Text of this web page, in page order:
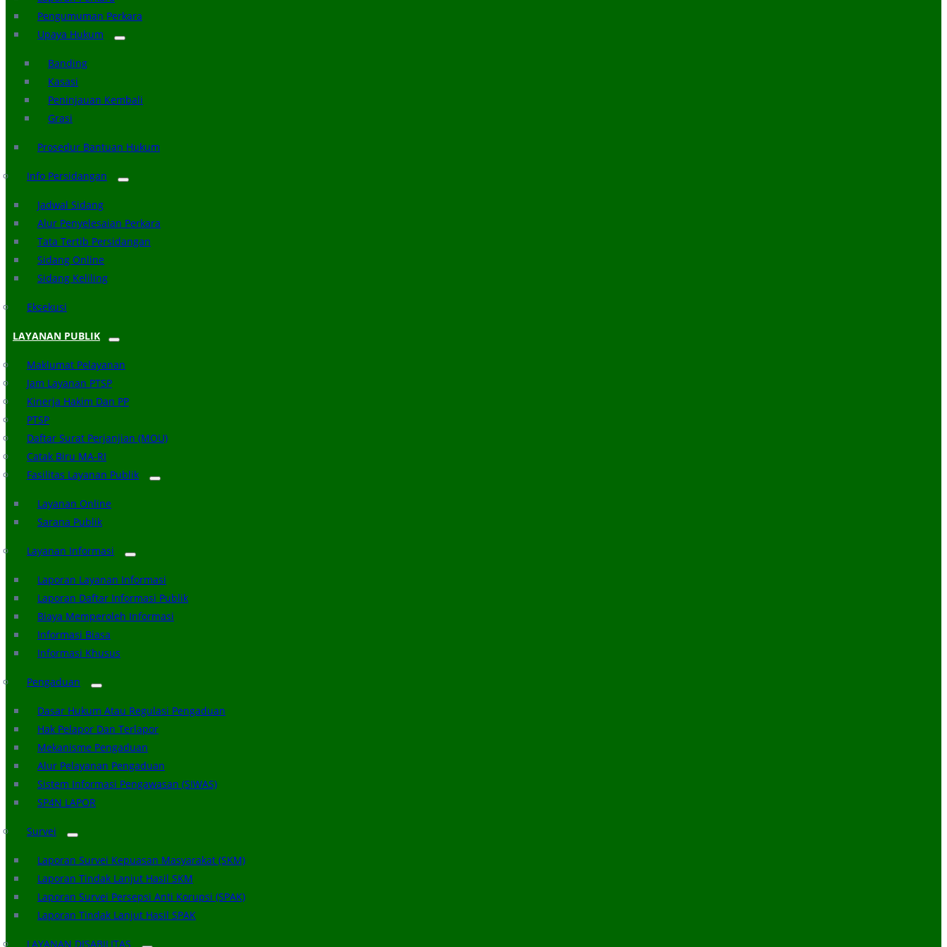
Pengumuman Perkara
Upaya Hukum
Banding
Kasasi
Peninjauan Kembali
Grasi
Prosedur Bantuan Hukum
Info Persidangan
Jadwal Sidang
Alur Penyelesaian Perkara
Tata Tertib Persidangan
Sidang Online
Sidang Keliling
Eksekusi
LAYANAN PUBLIK
Maklumat Pelayanan
Jam Layanan PTSP
Kinerja Hakim Dan PP
PTSP
Daftar Surat Perjanjian (MOU)
Catak Biru MA-RI
Fasilitas Layanan Publik
Layanan Online
Sarana Publik
Layanan Informasi
Laporan Layanan Informasi
Laporan Daftar Informasi Publik
Biaya Memperoleh Informasi
Informasi Biasa
Informasi Khusus
Pengaduan
Dasar Hukum Atau Regulasi Pengaduan
Hak Pelapor Dan Terlapor
Mekanisme Pengaduan
Alur Pelayanan Pengaduan
Sistem Informasi Pengawasan (SIWAS)
SP4N LAPOR
Survei
Laporan Survei Kepuasan Masyarakat (SKM)
Laporan Tindak Lanjut Hasil SKM
Laporan Survei Persepsi Anti Korupsi (SPAK)
Laporan Tindak Lanjut Hasil SPAK
LAYANAN DISABILITAS